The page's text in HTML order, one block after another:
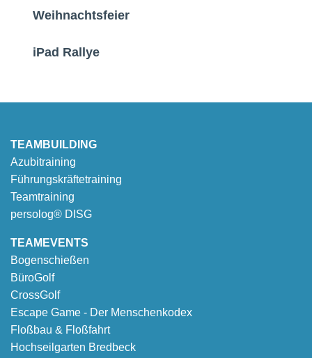
Weihnachtsfeier
iPad Rallye
TEAMBUILDING
Azubitraining
Führungskräftetraining
Teamtraining
persolog® DISG
TEAMEVENTS
Bogenschießen
BüroGolf
CrossGolf
Escape Game - Der Menschenkodex
Floßbau & Floßfahrt
Hochseilgarten Bredbeck